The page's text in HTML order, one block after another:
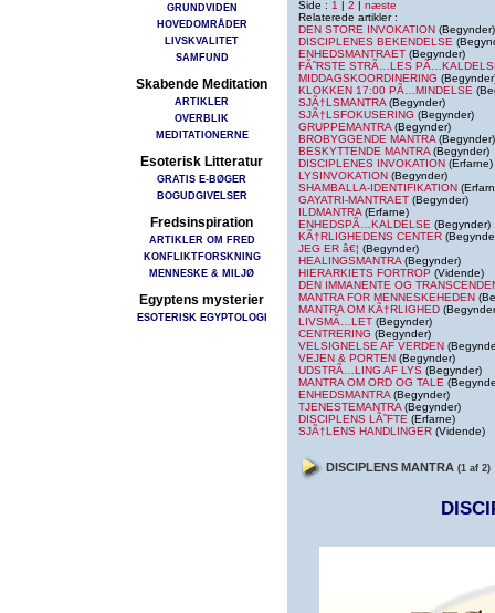
GRUNDVIDEN
HOVEDOMRÅDER
LIVSKVALITET
SAMFUND
Skabende Meditation
ARTIKLER
OVERBLIK
MEDITATIONERNE
Esoterisk Litteratur
GRATIS E-BØGER
BOGUDGIVELSER
Fredsinspiration
ARTIKLER OM FRED
KONFLIKTFORSKNING
MENNESKE & MILJØ
Egyptens mysterier
ESOTERISK EGYPTOLOGI
Side : 1 | 2 | næste
Relaterede artikler :
DEN STORE INVOKATION (Begynder)
DISCIPLENES BEKENDELSE
ENHEDSMANTRAET (Begynder)
FÃ˜RSTE STRÃ…LES
MIDDAGSKOORDINERING
KLOKKEN 17:00 PÃ…MINDELSE
SJÃ†LSMANTRA (Begynder)
SJÃ†LSFOKUSERING (Begynder)
GRUPPEMANTRA (Begynder)
BROBYGGENDE MANTRA (Begynder)
BESKYTTENDE MANTRA (Begynder)
DISCIPLENES INVOKATION (Erfarne)
LYSINVOKATION (Begynder)
SHAMBALLA-IDENTIFIKATION
GAYATRI-MANTRAET (Begynder)
ILDMANTRA (Erfarne)
ENHEDSPÃ…KALDELSE (Begynder)
KÃ†RLIGHEDENS CENTER
JEG ER â€¦ (Begynder)
HEALINGSMANTRA (Begynder)
HIERARKIETS FORTROP (Vidende)
DEN IMMANENTE OG
MANTRA FOR MENNESKEHEDEN
MANTRA OM KÃ†RLIGHED
LIVSMÃ…LET (Begynder)
CENTRERING (Begynder)
VELSIGNELSE AF VERDEN
VEJEN & PORTEN (Begynder)
UDSTRÃ…LING AF LYS (Begynder)
MANTRA OM ORD OG TALE
ENHEDSMANTRA (Begynder)
TJENESTEMANTRA (Begynder)
DISCIPLENS LÃ˜FTE (Erfarne)
SJÃ†LENS HANDLINGER (Vidende)
DISCIPLENS MANTRA (1 af 2)